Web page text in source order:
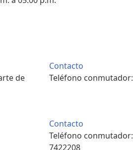
de
Contacto
Teléfono conmutador:
Contacto
Teléfono conmutador:
7422208